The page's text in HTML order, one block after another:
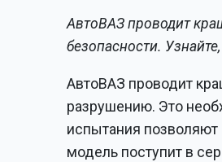
АвтоВАЗ проводит
безопасности.
АвтоВАЗ проводит
разрушению. Это
испытания
модель поступит в